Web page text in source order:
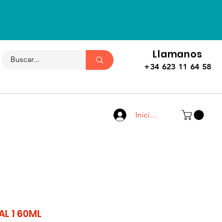
Llamanos
+34 623 11 64 58
Iniciar sesión
1 60ML